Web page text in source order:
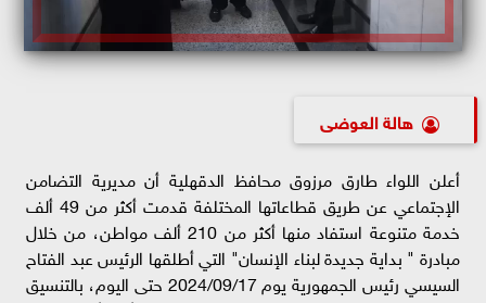
هالة العوضى
أعلن اللواء طارق مرزوق محافظ الدقهلية أن مديرية التضامن
الإجتماعي عن طريق قطاعاتها المختلفة قدمت أكثر من 49 ألف
خدمة متنوعة استفاد منها أكثر من 210 ألف مواطن، من خلال
مبادرة " بداية جديدة لبناء الإنسان" التي أطلقها الرئيس عبد الفتاح
السيسي رئيس الجمهورية يوم 2024/09/17 حتى اليوم، بالتنسيق